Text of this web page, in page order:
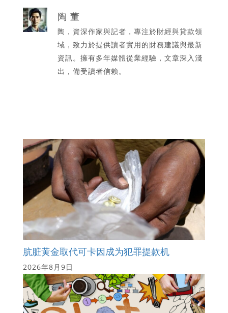
陶 董
陶，資深作家與記者，專注於財經與貸款領
域，致力於提供讀者實用的財務建議與最新
資訊。擁有多年媒體從業經驗，文章深入淺
出，備受讀者信賴。
肮脏黄金取代可卡因成为犯罪提款机
2026年8月9日